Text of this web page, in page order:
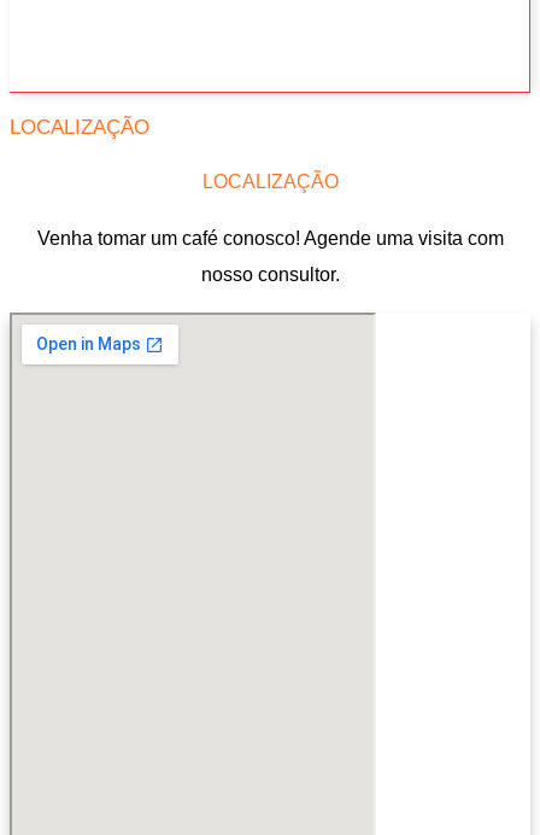
LOCALIZAÇÃO
LOCALIZAÇÃO
Venha tomar um café conosco! Agende uma visita com
nosso consultor.